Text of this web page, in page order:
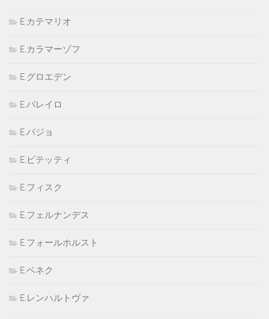
E.カテマリオ
E.カラマーゾフ
E.グロエデン
E.バレイロ
E.パジョ
E.ビテッティ
E.フィスク
E.フェルナンデス
E.フォールホルスト
E.ベネク
E.レンハルトヴァ